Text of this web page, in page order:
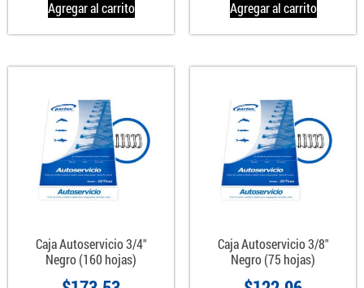
Agregar al carrito Agregar al carrito
Caja Autoservicio 3/4″
Negro (160 hojas)
Caja Autoservicio 3/8″
Negro (75 hojas)